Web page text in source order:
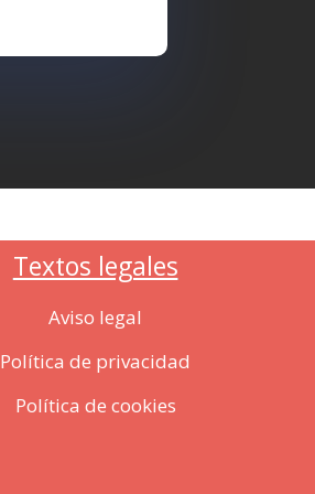
Textos legales
Aviso legal
Política de privacidad
Política de cookies